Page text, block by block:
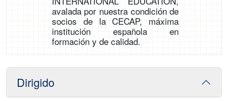
avalada por nuestra condición de
socios de la CECAP, máxima
institución española en
formación y de calidad.
Dirigido